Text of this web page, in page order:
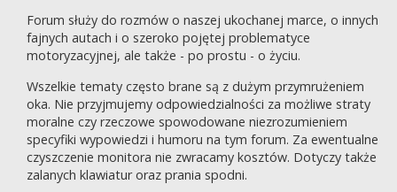
Forum służy do rozmów o naszej ukochanej marce, o innych
fajnych autach i o szeroko pojętej problematyce
motoryzacyjnej, ale także - po prostu - o życiu.
Wszelkie tematy często brane są z dużym przymrużeniem
oka. Nie przyjmujemy odpowiedzialności za możliwe straty
moralne czy rzeczowe spowodowane niezrozumieniem
specyfiki wypowiedzi i humoru na tym forum. Za ewentualne
czyszczenie monitora nie zwracamy kosztów. Dotyczy także
zalanych klawiatur oraz prania spodni.